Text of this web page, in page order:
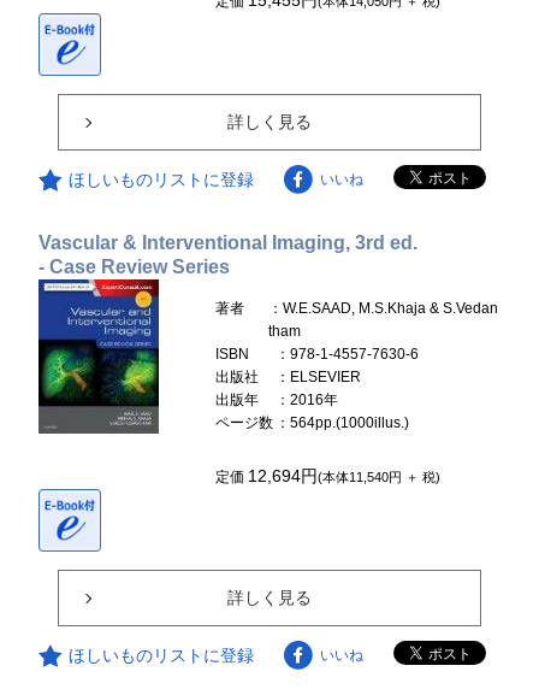
詳しく見る
ほしいものリストに登録 いいね
Vascular & Interventional Imaging, 3rd ed.
- Case Review Series
著者
：W.E.SAAD, M.S.Khaja & S.Vedan
tham
ISBN
：978-1-4557-7630-6
出版社
：ELSEVIER
出版年
：2016年
ページ数 ：564pp.(1000illus.)
定価 12,694円(本体11,540円 ＋ 税)
詳しく見る
ほしいものリストに登録 いいね